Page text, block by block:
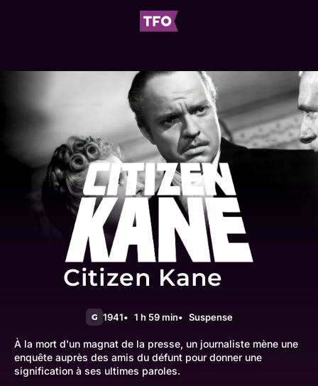
Citizen Kane
G 1941 1 h 59 min Suspense
À la mort d'un magnat de la presse, un journaliste mène une
enquête auprès des amis du défunt pour donner une
signification à ses ultimes paroles.